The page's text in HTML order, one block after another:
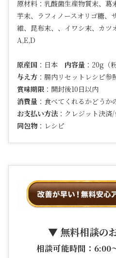
原材料： 乳酸菌生産物質末、葛
芋末、ラフィノースオリゴ糖、
維、昆布末、、イワシ末、カツ
A,E,D
原産国：日本 内容量：20g（粉
与え方：腸内リセットレシピ参
賞味期限：開封後10日以内
消費量：食べてくれるかどうか
お支払い方法：クレジット決済/
同包物：レシピ
▼ 無料相談の
相談可能時間：6:00